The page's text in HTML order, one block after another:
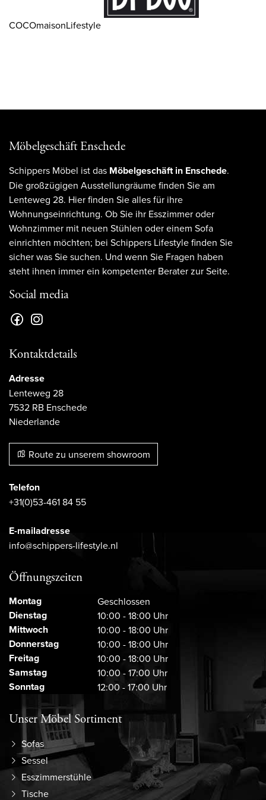
COCOmaisonLifestyle
Möbelgeschäft Enschede
Schippers Möbel ist das Möbelgeschäft in Enschede.
Die großzügigen Ausstellungräume finden Sie am
Lenteweg 28. Hier finden Sie alles für ihre
Wohnungseinrichtung. Ob Sie ihr Esszimmer oder
Wohnzimmer mit neuen Stühlen oder einem Sofa
einrichten möchten; bei Schippers Lifestyle finden Sie
sicher was Sie suchen. Und wenn Sie Fragen haben
steht ihnen immer ein kompetenter Berater zur Seite.
Social media
Kontaktdetails
Adresse
Lenteweg 28
7532 RB Enschede
Niederlande
Route zu unserem showroom
Telefon
+31(0)53-461 84 55
E-mailadresse
info@schippers-lifestyle.nl
Öffnungszeiten
Montag Geschlossen
Dienstag 10:00 - 18:00 Uhr
Mittwoch 10:00 - 18:00 Uhr
Donnerstag 10:00 - 18:00 Uhr
Freitag 10:00 - 18:00 Uhr
Samstag 10:00 - 17:00 Uhr
Sonntag 12:00 - 17:00 Uhr
Unser Möbel Sortiment
Sofas
Sessel
Esszimmerstühle
Tische